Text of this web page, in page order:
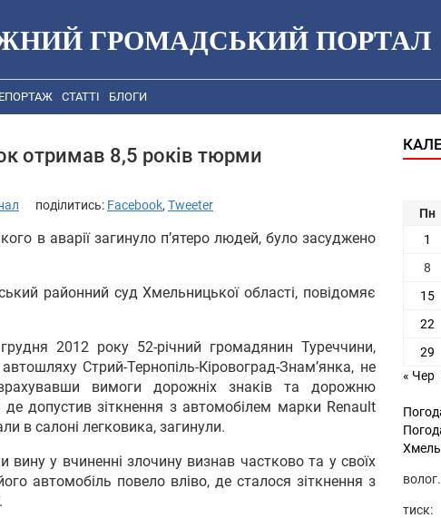
ГРОМАДСЬКИЙ ПОРТАЛ
СТАТТІ БЛОГИ
отримав 8,5 років тюрми
поділитись: Facebook, Tweeter
в аварії загинуло п’ятеро людей, було засуджено
районний суд Хмельницької області, повідомяє
2012 року 52-річний громадянин Туреччини,
Стрий-Тернопіль-Кіровоград-Знам’янка, не
вимоги дорожніх знаків та дорожню
де допустив зіткнення з автомобілем марки Renault
в салоні легковика, загинули.
у вчиненні злочину визнав частково та у своїх
автомобіль повело вліво, де сталося зіткнення з
Пн
1
8
15
22
29
« Чер
тиск: